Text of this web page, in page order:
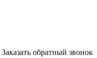
Заказать обратный звонок